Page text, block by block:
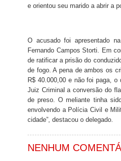
e orientou seu marido a abrir a
O acusado foi apresentado
Fernando Campos Storti. Em
de ratificar a prisão do
de fogo. A pena de ambos os
R$ 40.000,00 e não foi paga,
Juiz Criminal a conversão do
de preso. O meliante tinha
envolvendo a Polícia Civil e
cidade”, destacou o delegado.
NENHUM